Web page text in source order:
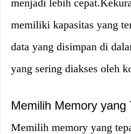
menjadi lebih
memiliki kapasitas yang
data yang disimpan di
yang sering diakses oleh
Memilih Memory yang
Memilih memory yang